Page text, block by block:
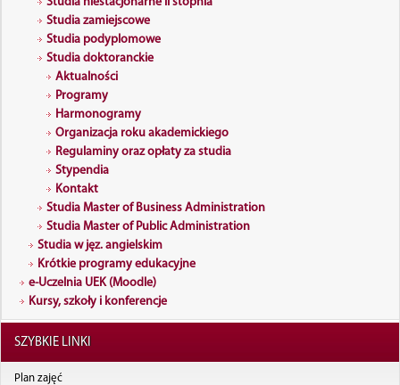
CZASOPISMA NAUKOWE UEK
KONFERENCJE
KONKURSY, STYPENDIA, NAGRODY
KRAJOWA REPREZENTACJA DOKTORANTÓW
KOMPENDIUM DOKTORANTA
WYJAZDY ZAGRANICZNE
KONTAKT
WISE - WYDZIAŁOWA INDYWIDUALNA ŚCIEŻKA
EDUKACYJNA
WYJAZDY ZAGRANICZNE
STUDENCI#3
BLUZY UEK
DOMY STUDENCKIE
EGZEMPLARZ ARCHIWALNY PRACY DYPLOMOWEJ
KAMPUS
KONKURSY, STYPENDIA, NAGRODY
KREDYTY I POŻYCZKI STUDENCKIE
OPIEKA ZDROWOTNA
PUBLICZNEJ
- KATEDRY WGIAP
- DZIEKANAT WGIAP
WYDZIAŁ FINANSÓW I PRAWA
- KATEDRY WFIP
- DZIEKANAT WFIP
WYDZIAŁ TOWAROZNAWSTWA I ZARZĄDZANIA
- KATEDRY WTIZP
- DZIEKANAT WTIZP
WYDZIAŁ ZARZĄDZANIA
Studia zamiejscowe
Studia podyplomowe
Studia doktoranckie
Aktualności
Programy
Harmonogramy
Organizacja roku akademickiego
Regulaminy oraz opłaty za studia
Stypendia
Kontakt
Studia Master of Business Administration
Studia Master of Public Administration
Studia w jęz. angielskim
Krótkie programy edukacyjne
e-Uczelnia UEK (Moodle)
Kursy, szkoły i konferencje
SZYBKIE LINKI
Plan zajęć